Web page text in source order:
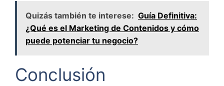
Quizás también te interese: Guía Definitiva:
¿Qué es el Marketing de Contenidos y cómo
puede potenciar tu negocio?
Conclusión